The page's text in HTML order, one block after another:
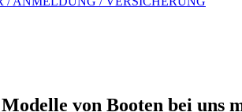
von Booten bei uns